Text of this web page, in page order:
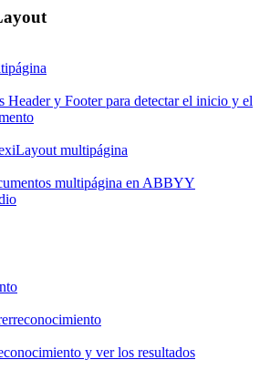
Header y Footer para detectar el inicio y el
multipágina
multipágina en ABBYY
y ver los resultados